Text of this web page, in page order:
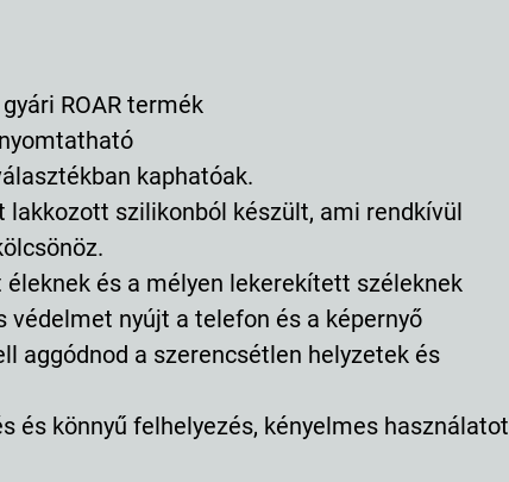
ROAR termék
kaphatóak.
szilikonból készült, ami rendkívül
és a mélyen lekerekített széleknek
védelmet nyújt a telefon és a képernyő
aggódnod a szerencsétlen helyzetek és
és könnyű felhelyezés, kényelmes használatot